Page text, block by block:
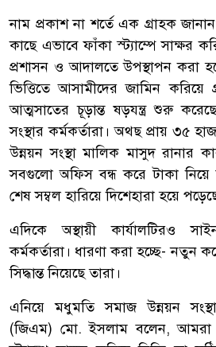
নাম প্রকাশ না শর্তে এক গ্রাহক
কাছে এভাবে ফাঁকা স্ট্যাম্পে সাক্ষর
প্রশাসন ও আদালতে উপস্থাপন করা
ভিত্তিতে আসামীদের জামিন করিয়ে
আত্মসাতের চূড়ান্ত ষড়যন্ত্র শুরু
সংস্থার কর্মকর্তারা। অথছ প্রায় ৩৫
উন্নয়ন সংস্থা মালিক মাসুদ রানার
সবগুলো অফিস বন্ধ করে টাকা নিয়ে
শেষ সম্বল হারিয়ে দিশেহারা হয়ে
এদিকে অস্থায়ী কার্যালটিরও
কর্মকর্তারা। ধারণা করা হচ্ছে- নতুন
সিদ্ধান্ত নিয়েছে তারা।
এনিয়ে মধুমতি সমাজ উন্নয়ন
(জিএম) মো. ইসলাম বলেন, আমরা